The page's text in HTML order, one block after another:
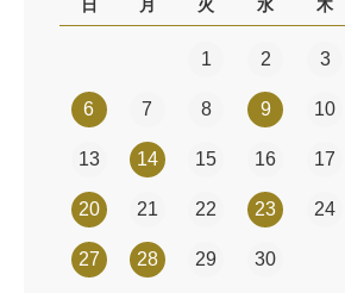
日 月 火 水 木
1 2 3
6 7 8 9 10
13 14 15 16 17
20 21 22 23 24
27 28 29 30